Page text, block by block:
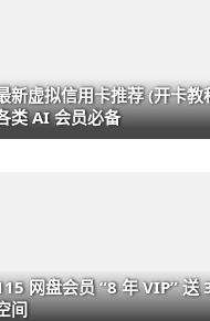
新虚拟信用卡推荐 (开卡教
类 AI 会员必备
网盘会员 “8 年 VIP” 送
间